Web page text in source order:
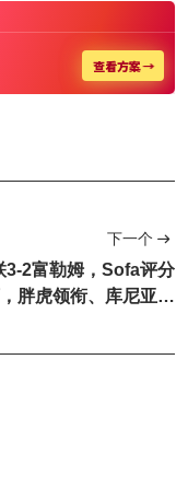
下一个
3-2富勒姆，Sofa评分
胖虎领衔、库尼亚紧